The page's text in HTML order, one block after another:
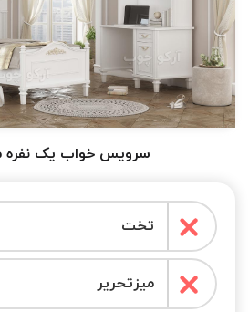
سرویس خواب یک نفره
تخت
میزتحریر